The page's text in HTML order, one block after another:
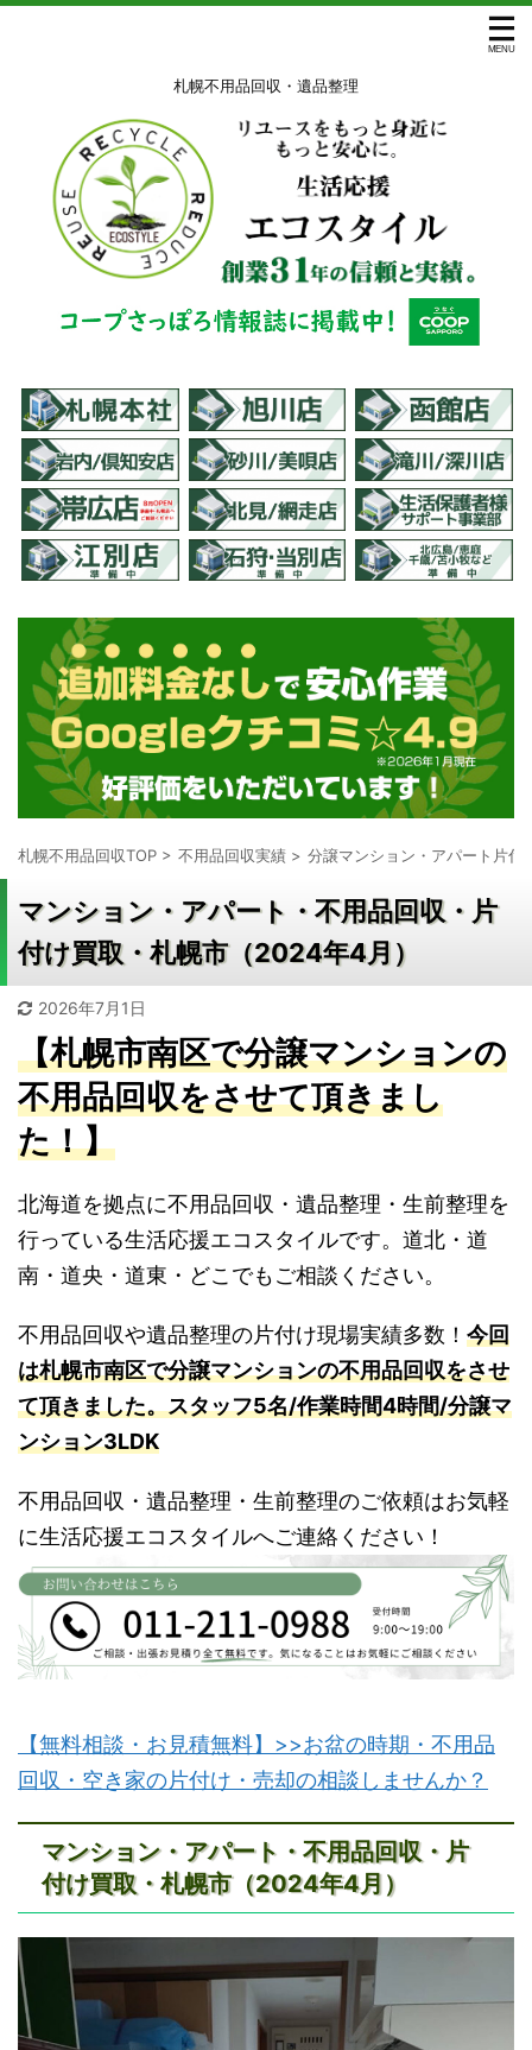
札幌不用品回収・遺品整理
札幌不用品回収TOP > 不用品回収実績 > 分譲マンション・アパート片付
マンション・アパート・不用品回収・片
付け買取・札幌市（2024年4月）
2026年7月1日
【札幌市南区で分譲マンションの
不用品回収をさせて頂きまし
た！】
北海道を拠点に不用品回収・遺品整理・生前整理を
行っている生活応援エコスタイルです。道北・道
南・道央・道東・どこでもご相談ください。
不用品回収や遺品整理の片付け現場実績多数！ 今回
は札幌市南区で分譲マンションの不用品回収をさせ
て頂きました。スタッフ5名/作業時間4時間/分譲マ
ンション3LDK
不用品回収・遺品整理・生前整理のご依頼はお気軽
に生活応援エコスタイルへご連絡ください！
【無料相談・お見積無料】>>お盆の時期・不用品
回収・空き家の片付け・売却の相談しませんか？
マンション・アパート・不用品回収・片
付け買取・札幌市（2024年4月）